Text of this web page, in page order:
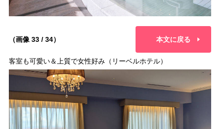
（画像 33 / 34） 本文に戻る
客室も可愛い＆上質で女性好み（リーベルホテル）